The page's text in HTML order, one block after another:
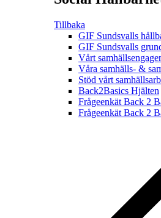
Tillbaka
GIF Sundsvalls
GIF Sundsvalls
Vårt
Våra samhälls- &
Stöd vårt
Back2Basics Hjälten
Frågeenkät Back 2
Frågeenkät Back 2